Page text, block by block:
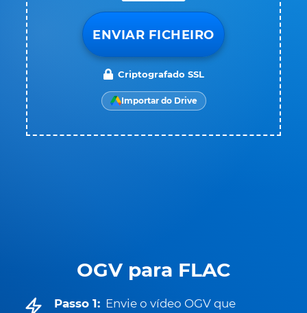
OGV para FLAC
Passo 1: Envie o vídeo OGV que
ENVIAR FICHEIRO
Criptografado SSL
Importar do Drive